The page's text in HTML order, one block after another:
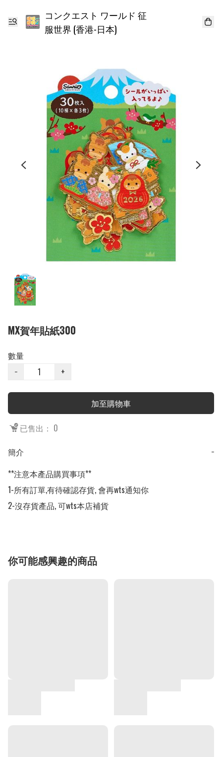
コンクエスト ワールド 征
服世界 (香港-日本)
MX賀年貼紙300
數量
−
+
加至購物車
已售出： 0
簡介
−
**注意本產品購買事項**
1-所有訂單,有待確認存貨, 會再wts通知你
2-沒存貨產品, 可wts本店補貨
你可能感興趣的商品